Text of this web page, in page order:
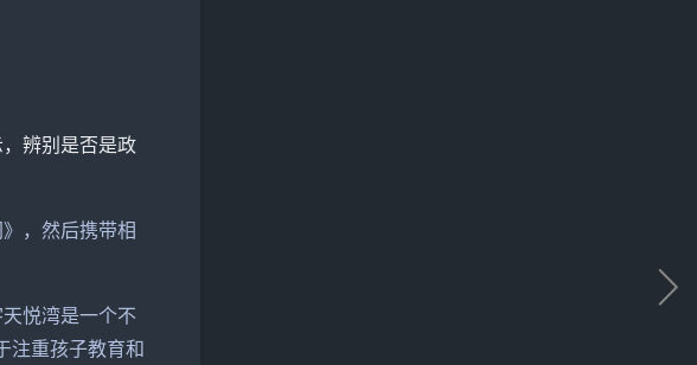
辨别是否是政
，然后携带相
悦湾是一个不
注重孩子教育和